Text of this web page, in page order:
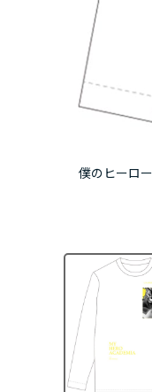
僕のヒーロ